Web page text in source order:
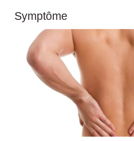
Symptôme